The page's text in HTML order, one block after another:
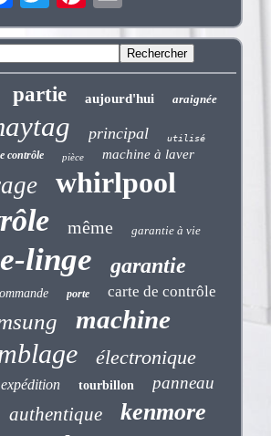
partie aujourd'hui araignée
principal utilisé
contrôle pièce machine à laver
whirlpool
même garantie à vie
linge garantie
porte carte de contrôle
machine
électronique
expédition tourbillon panneau
authentique kenmore